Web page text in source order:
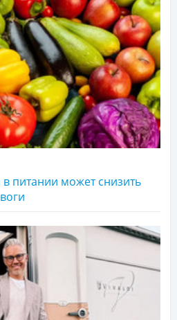
питании может снизить